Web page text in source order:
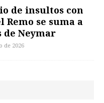
de insultos con
se suma a
de Neymar
de 2026